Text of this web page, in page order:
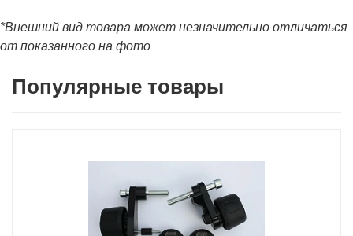
*Внешний вид товара может незначительно отличаться
от показанного на фото
Популярные товары